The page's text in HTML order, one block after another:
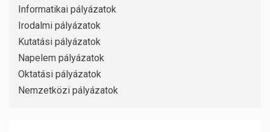
Informatikai pályázatok
Irodalmi pályázatok
Kutatási pályázatok
Napelem pályázatok
Oktatási pályázatok
Nemzetközi pályázatok